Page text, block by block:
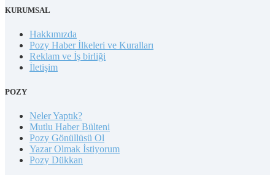
KURUMSAL
Hakkımızda
Pozy Haber İlkeleri ve Kuralları
Reklam ve İş birliği
İletişim
POZY
Neler Yaptık?
Mutlu Haber Bülteni
Pozy Gönüllüsü Ol
Yazar Olmak İstiyorum
Pozy Dükkan